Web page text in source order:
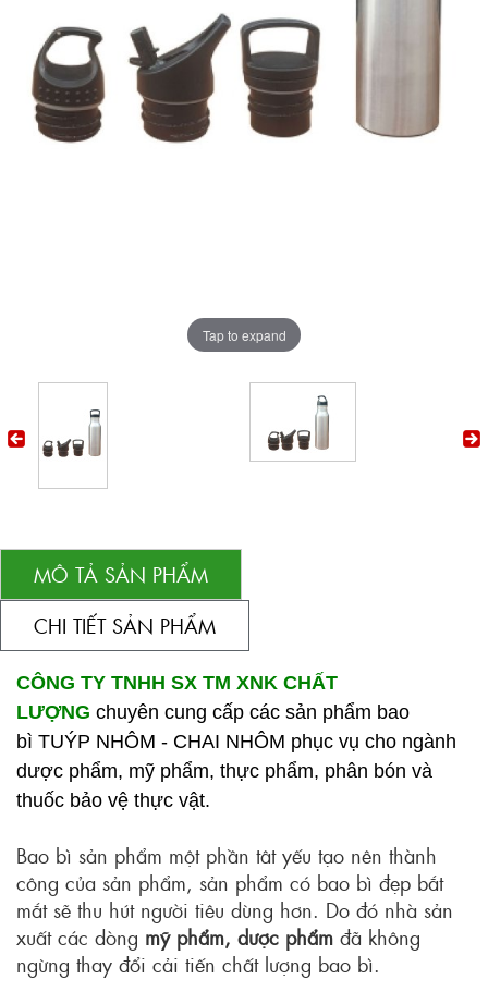
Tap to expand
MÔ TẢ SẢN PHẨM
CHI TIẾT SẢN PHẨM
CÔNG TY TNHH SX TM XNK CHẤT
LƯỢNG chuyên cung cấp các sản phẩm bao
bì TUÝP NHÔM - CHAI NHÔM phục vụ cho ngành
dược phẩm, mỹ phẩm, thực phẩm, phân bón và
thuốc bảo vệ thực vật.
Bao bì sản phẩm một phần tât yếu tạo nên thành
công của sản phẩm, sản phẩm có bao bì đẹp bắt
mắt sẽ thu hút người tiêu dùng hơn. Do đó nhà sản
xuất các dòng mỹ phẩm, dược phẩm đã không
ngừng thay đổi cải tiến chất lượng bao bì.